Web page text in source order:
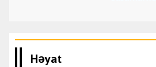
Həyat